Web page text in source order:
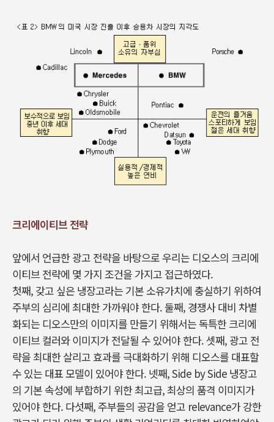
크리에이티브 전략
앞에서 언급한 광고 전략을 바탕으로 우리는 디오스의 크리에
이티브 전략에 몇 가지 조건을 가지고 접근하였다.
첫째, 갖고 싶은 냉장고라는 기본 소유가치에 충실하기 위하여
주부의 심리에 최대한 가까워야 한다. 둘째, 경쟁사 대비 차별
화되는 디오스만의 이미지를 만들기 위해서는 독특한 크리에
이티브 컬러와 이미지가 전달될 수 있어야 한다. 셋째, 광고 전
략을 최대한 살리고 효과를 극대화하기 위해 디오스를 대표할
수 있는 대표 모델이 있어야 한다. 넷째, Side by Side 냉장고
의 기본 속성에 부합하기 위한 최고급, 최상의 품격 이미지가
있어야 한다. 다섯째, 주부들의 공감을 얻고 relevance가 강한